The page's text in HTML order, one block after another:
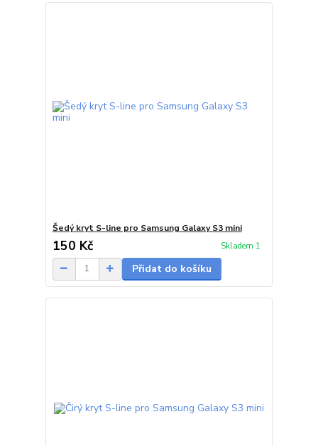
Šedý kryt S-line pro Samsung Galaxy S3 mini
150 Kč Skladem 1
Přidat do košíku